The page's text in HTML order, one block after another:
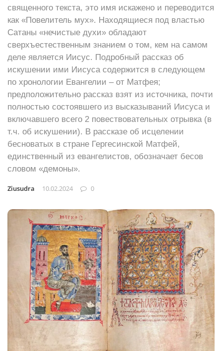
священного текста, это имя искажено и переводится
как «Повелитель мух». Находящиеся под властью
Сатаны «нечистые духи» обладают
сверхъестественным знанием о том, кем на самом
деле является Иисус. Подробный рассказ об
искушении ими Иисуса содержится в следующем
по хронологии Евангелии – от Матфея;
предположительно рассказ взят из источника, почти
полностью состоявшего из высказываний Иисуса и
включавшего всего 2 повествовательных отрывка (в
т.ч. об искушении). В рассказе об исцелении
бесноватых в стране Гергесинской Матфей,
единственный из евангелистов, обозначает бесов
словом «демоны».
Ziusudra 10.02.2024 0